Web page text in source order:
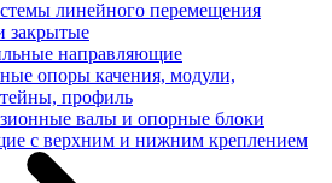
линейного перемещения
закрытые
направляющие
опоры качения, модули,
профиль
валы и опорные блоки
с верхним и нижним креплением